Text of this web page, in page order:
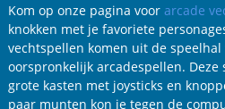
Kom op onze pagina voor arcade
knokken met je favoriete
vechtspellen komen uit de
oorspronkelijk arcadespellen.
grote kasten met joysticks en
paar munten kon je tegen de